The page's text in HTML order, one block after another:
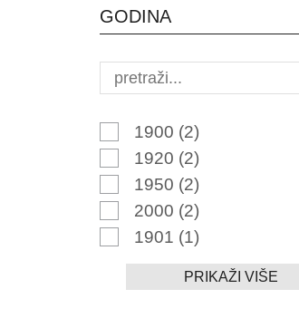
GODINA
1900 (2)
1920 (2)
1950 (2)
2000 (2)
1901 (1)
PRIKAŽI VIŠE